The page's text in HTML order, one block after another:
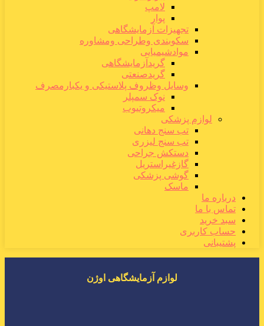
لامپ
پوار
تجهیزات آزمایشگاهی
سکوبندی وطراحی ومشاوره
موادشیمیایی
گریدآزمایشگاهی
گریدصنعتی
وسایل وظروف پلاستیکی و یکبارمصرف
نوک سمپلر
میکروتیوب
لوازم پزشکی
تب سنج دهانی
تب سنج لیزری
دستکش جراحی
گازغیراستریل
گوشی پزشکی
ماسک
درباره ما
تماس با ما
سبد خرید
حساب کاربری
پشتیبانی
لوازم آزمایشگاهی اوژن